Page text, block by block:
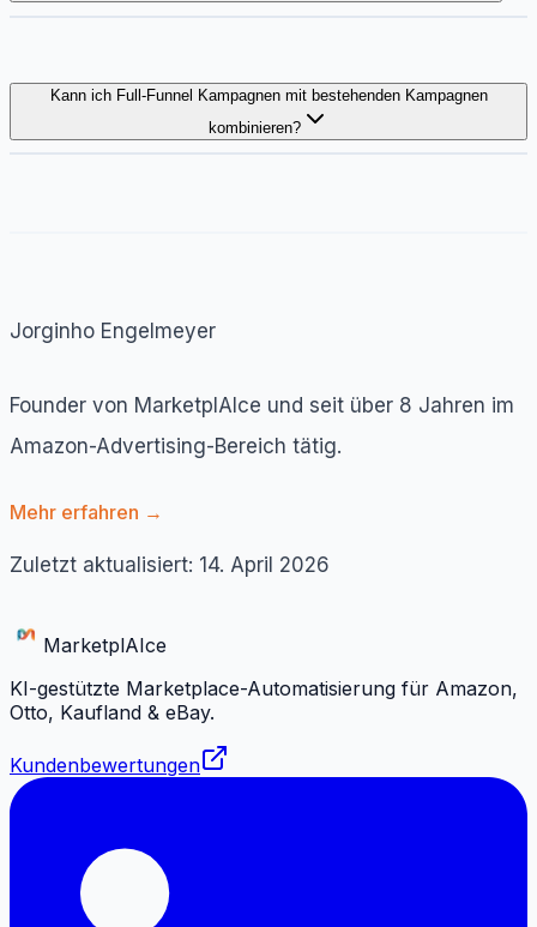
Kann ich Full-Funnel Kampagnen mit bestehenden Kampagnen
kombinieren?
Jorginho Engelmeyer
Founder von MarketplAIce und seit über 8 Jahren im
Amazon-Advertising-Bereich tätig.
Mehr erfahren →
Zuletzt aktualisiert: 14. April 2026
MarketplAIce
KI-gestützte Marketplace-Automatisierung für Amazon,
Otto, Kaufland & eBay.
Kundenbewertungen